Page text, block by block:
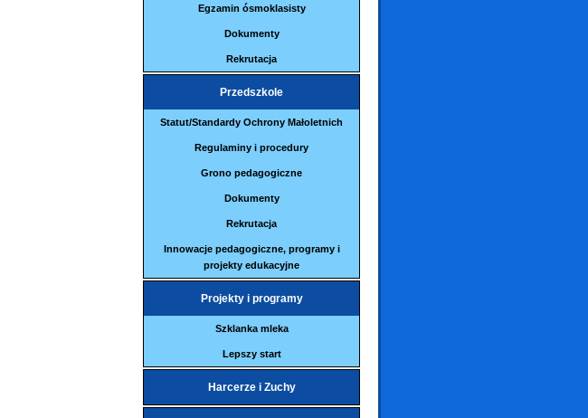
Egzamin ósmoklasisty
Dokumenty
Rekrutacja
Przedszkole
Statut/Standardy Ochrony Małoletnich
Regulaminy i procedury
Grono pedagogiczne
Dokumenty
Rekrutacja
Innowacje pedagogiczne, programy i
projekty edukacyjne
Projekty i programy
Szklanka mleka
Lepszy start
Harcerze i Zuchy